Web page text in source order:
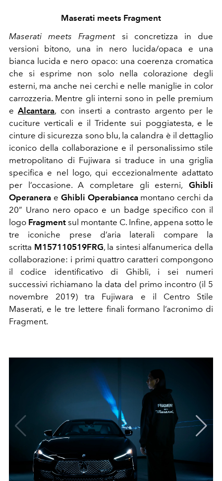
Maserati meets Fragment
Maserati meets Fragmentsi concretizza in due
versioni bitono, una in nero lucida/opaca e una
bianca lucida e nero opaco: una coerenza cromatica
che si esprime non solo nella colorazione degli
esterni, ma anche nei cerchi e nelle maniglie in color
carrozzeria. Mentre gli interni sono in pelle premium
eAlcantara, con inserti a contrasto argento per le
cuciture verticali e il Tridente sui poggiatesta, e le
cinture di sicurezza sono blu, la calandra è il dettaglio
iconico della collaborazione e il personalissimo stile
metropolitano di Fujiwara si traduce in una griglia
specifica e nel logo, qui eccezionalmente adattato
per l’occasione. A completare gli esterni, Ghibli
Operanera e Ghibli Operabiancamontano cerchi da
20” Urano nero opaco e un badge specifico con il
logo Fragment sul montante C. Infine, appena sotto le
tre iconiche prese d’aria laterali compare la
scritta M157110519FRG, la sintesi alfanumerica della
collaborazione: i primi quattro caratteri compongono
il codice identificativo di Ghibli, i sei numeri
successivi richiamano la data del primo incontro (il 5
novembre 2019) tra Fujiwara e il Centro Stile
Maserati, e le tre lettere finali formano l’acronimo di
Fragment.